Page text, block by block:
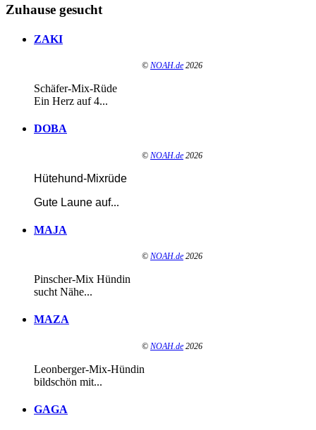
Zuhause gesucht
ZAKI
© NOAH.de 2026
Schäfer-Mix-Rüde
Ein Herz auf 4...
DOBA
© NOAH.de 2026
Hütehund-Mixrüde
Gute Laune auf...
MAJA
© NOAH.de 2026
Pinscher-Mix Hündin
sucht Nähe...
MAZA
© NOAH.de 2026
Leonberger-Mix-Hündin
bildschön mit...
GAGA